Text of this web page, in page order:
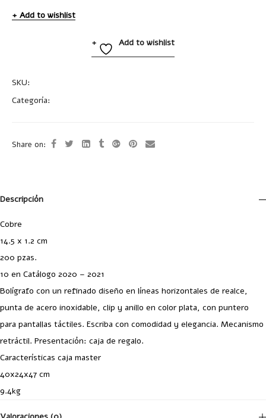
Add to wishlist
Add to wishlist
SKU:
Categoría:
Share on:
Descripción
Cobre
14.5 x 1.2 cm
200 pzas.
10 en Catálogo 2020 – 2021
Bolígrafo con un refinado diseño en líneas horizontales de realce,
punta de acero inoxidable, clip y anillo en color plata, con puntero
para pantallas táctiles. Escriba con comodidad y elegancia. Mecanismo
retráctil. Presentación: caja de regalo.
Características caja master
40x24x47 cm
9.4kg